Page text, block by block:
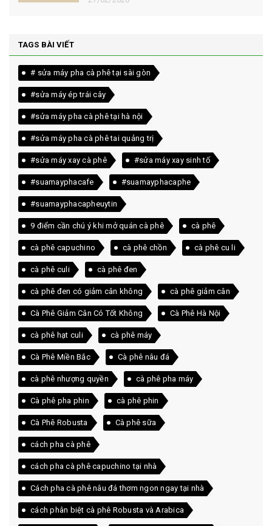
TAGS BÀI VIẾT
# sửa máy pha cà phê tại sài gòn
#sửa máy ép trái cây
#sửa máy pha cà phê tại hà nội
#sửa máy pha cà phê tai quảng trị
#sửa máy xay cà phê #sửa máy xay sinh tố
#suamayphacafe #suamayphacaphe
#suamayphacapheuytin
9 điểm cần chú ý khi mở quán cà phê cà phê
cà phê capuchino cà phê chồn cà phê cu li
cà phê culi cà phê đen
cà phê đen có giảm cân không cà phê giảm cân
Cà Phê Giảm Cân Có Tốt Không Cà Phê Hà Nội
cà phê hạt culi cà phê máy
Cà Phê Miền Bắc Cà phê nâu đá
cà phê nhượng quyền cà phê pha máy
Cà phê pha phin cà phê phin
Cà Phê Robusta Cà phê sữa
cách pha cà phê
cách pha cà phê capuchino tại nhà
Cách pha cà phê nâu đá thơm ngon ngay tại nhà
cách phân biệt cà phê Robusta và Arabica